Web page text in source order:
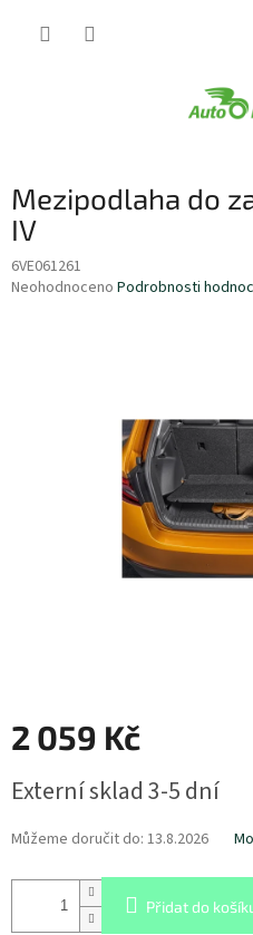
Mezipodlaha do
IV
6VE061261
Průměrné
Neohodnoceno Podrobnosti
2 059 Kč
cena:
Externí sklad 3-5 dní
Můžeme doručit do: 13.8.2026
Přidat do